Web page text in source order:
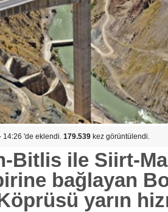
14:26 'de eklendi. 179.539 kez görüntülendi.
Bitlis ile Siirt-
bağlayan
yarın